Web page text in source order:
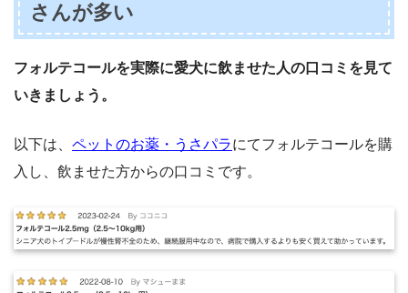
さんが多い
フォルテコールを実際に愛犬に飲ませた人の口コミを見て
いきましょう。
以下は、 ペットのお薬・うさパラにてフォルテコールを購
入し、飲ませた方からの口コミです。